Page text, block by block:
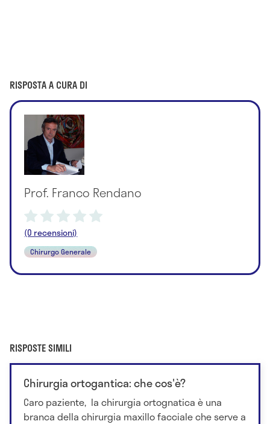
RISPOSTA A CURA DI
Prof. Franco Rendano
(0 recensioni)
Chirurgo Generale
RISPOSTE SIMILI
Chirurgia ortogantica: che cos'è?
Caro paziente, la chirurgia ortognatica è una
branca della chirurgia maxillo facciale che serve a